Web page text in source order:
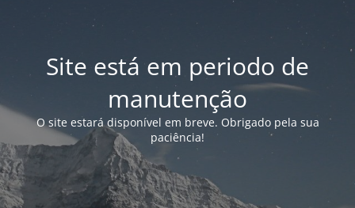
Site está em periodo de
manutenção
O site estará disponível em breve. Obrigado pela sua
paciência!